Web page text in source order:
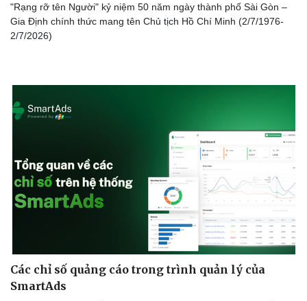
"Rạng rỡ tên Người" kỷ niệm 50 năm ngày thành phố Sài Gòn –
Gia Định chính thức mang tên Chủ tịch Hồ Chí Minh (2/7/1976-
2/7/2026)
Các chỉ số quảng cáo trong trình quản lý của
SmartAds